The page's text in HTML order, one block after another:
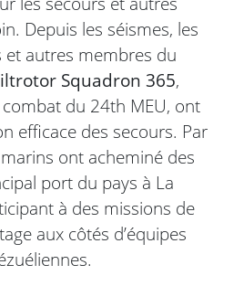
Depuis les séismes, les
autres membres du
Squadron 365,
combat du 24th MEU, ont
efficace des secours. Par
ont acheminé des
port du pays à La
à des missions de
aux côtés d’équipes